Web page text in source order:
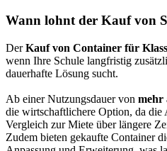
Wann lohnt der Kauf von
DerKauf von Container für
wenn Ihre Schule langfristig
dauerhafte Lösung sucht.
Ab einer Nutzungsdauer von mehr
die wirtschaftlichere Option, da die
Vergleich zur Miete über längere
Zudem bieten gekaufte Container